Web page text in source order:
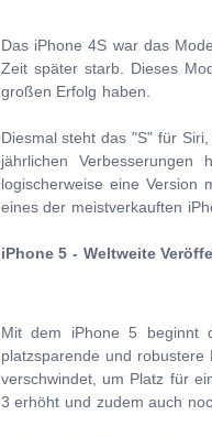
Das iPhone 4S war das
Zeit später starb. Dieses
großen Erfolg haben.
Diesmal steht das "S" für
jährlichen
logischerweise eine
eines der meistverkauften
iPhone 5 - Weltweite
Mit dem iPhone 5 beginnt
platzsparende und
verschwindet, um Platz für
3 erhöht und zudem auch